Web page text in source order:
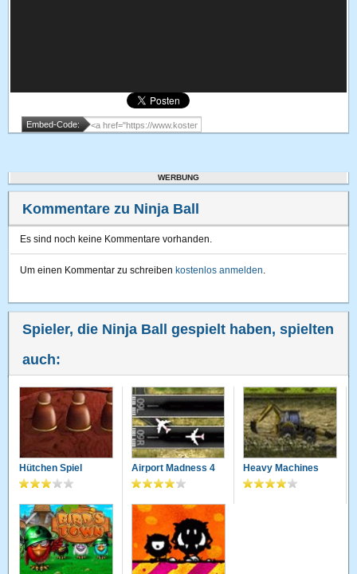
Embed-Code:
WERBUNG
Kommentare zu Ninja Ball
Es sind noch keine Kommentare vorhanden.
Um einen Kommentar zu schreiben kostenlos anmelden.
Spieler, die Ninja Ball gespielt haben, spielten
auch:
Hütchen Spiel Airport Madness 4 Heavy Machines